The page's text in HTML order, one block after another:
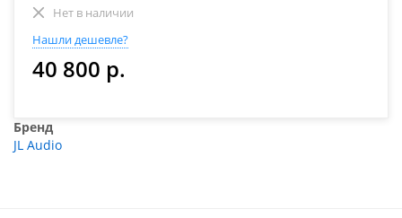
Нет в наличии
Нашли дешевле?
40 800 р.
Бренд
JL Audio